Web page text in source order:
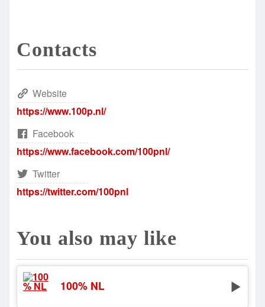
Contacts
Website
https://www.100p.nl/
Facebook
https://www.facebook.com/100pnl/
Twitter
https://twitter.com/100pnl
You also may like
100% NL